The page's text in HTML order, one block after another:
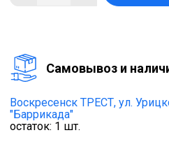
Cамовывоз и
Воскресенск ТРЕСТ, ул.
"Баррикада"
остаток: 1 шт.